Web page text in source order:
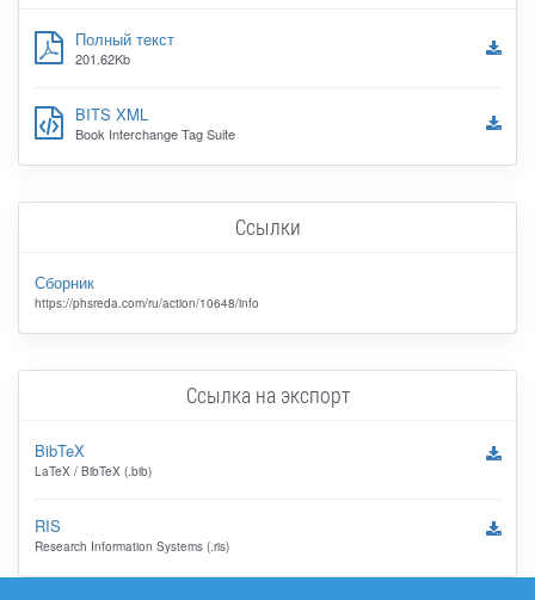
Полный текст
201.62Kb
BITS XML
Book Interchange Tag Suite
Ссылки
Сборник
https://phsreda.com/ru/action/10648/info
Ссылка на экспорт
BibTeX
LaTeX / BibTeX (.bib)
RIS
Research Information Systems (.ris)